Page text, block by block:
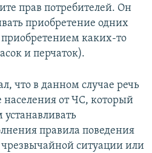
прав потребителей. Он
приобретение одних
каких-то
и перчаток).
что в данном случае речь
населения от ЧС, который
правила поведения
ситуации или